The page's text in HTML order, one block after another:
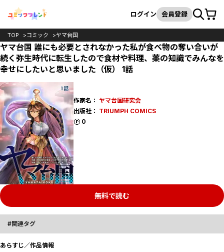
検索
ログイン 会員登録カート
TOP コミック ヤマ台国
ヤマ台国 誰にも必要とされなかった私が食べ物の奪い合いが
続く弥生時代に転生したので食材や料理、薬の知識でみんなを
幸せにしたいと思いました（仮） 1話
作家名： ヤマ台国研究会
出版社： TRIUMPH COMICS
0
ポイント
無料で読む
関連タグ
あらすじ／作品情報